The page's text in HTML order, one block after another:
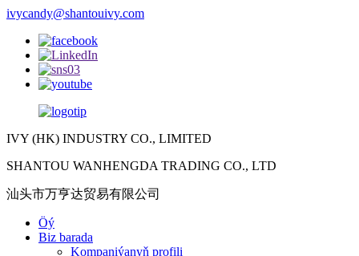
ivycandy@shantouivy.com
IVY (HK) INDUSTRY CO., LIMITED
SHANTOU WANHENGDA TRADING CO., LTD
汕头市万亨达贸易有限公司
Öý
Biz barada
Kompaniýanyň profili